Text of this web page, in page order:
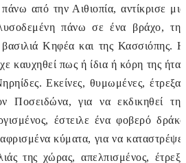
από την Αιθιοπία, αντίκρισε μια
πάνω σε ένα βράχο, την
Κηφέα και της Κασσιόπης. Η
καυχηθεί πως ή ίδια ή κόρη της ήταν
Εκείνες, θυμωμένες, έτρεξαν
Ποσειδώνα, για να εκδικηθεί την
έστειλε ένα φοβερό δράκο
κύματα, για να καταστρέψει
της χώρας, απελπισμένος, έτρεξε